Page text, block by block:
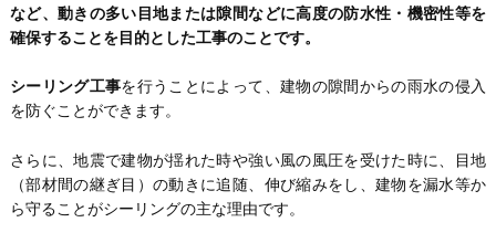
など、動きの多い目地または隙間などに高度の防水性・機密性等を
確保することを目的とした工事のことです。
シーリング工事を行うことによって、建物の隙間からの雨水の侵入
を防ぐことができます。
さらに、地震で建物が揺れた時や強い風の風圧を受けた時に、目地
（部材間の継ぎ目）の動きに追随、伸び縮みをし、建物を漏水等か
ら守ることがシーリングの主な理由です。